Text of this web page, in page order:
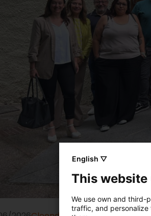
English ▽
This website
We use own and third-
traffic, and